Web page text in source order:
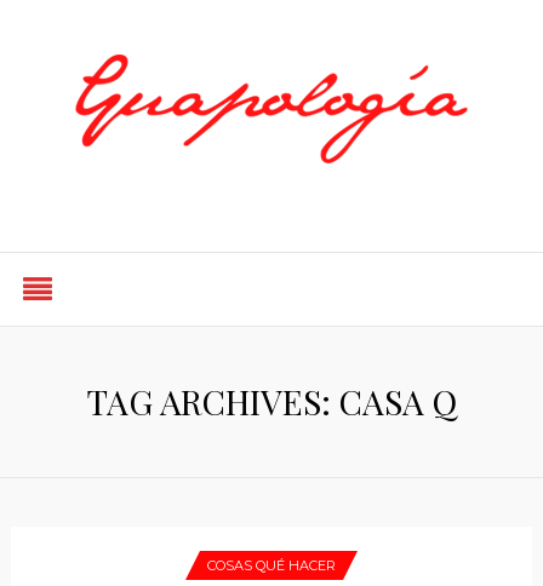
TAG ARCHIVES: CASA Q
COSAS QUÉ HACER